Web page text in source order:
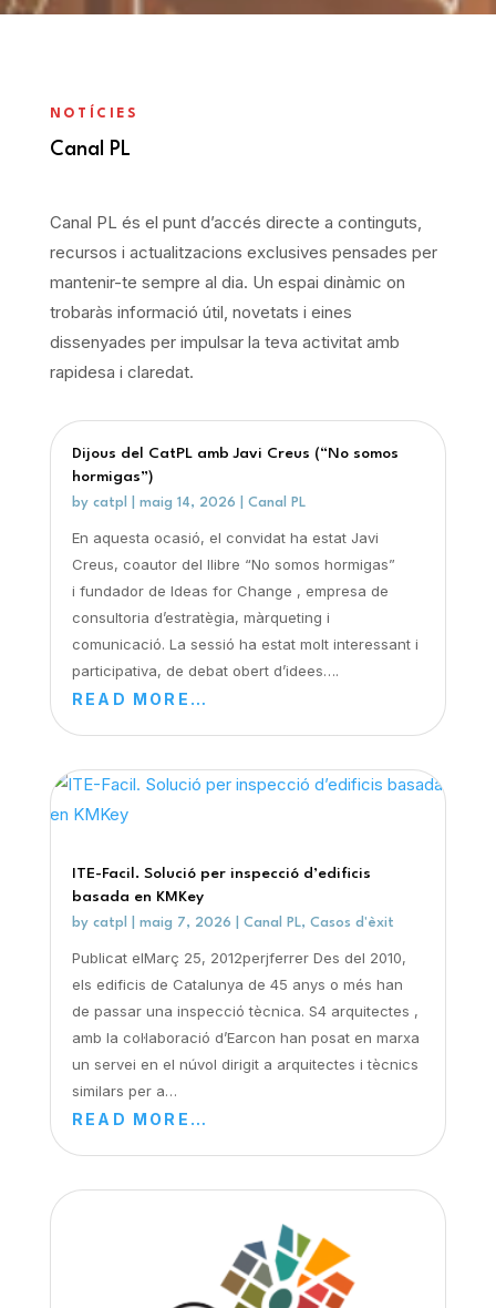
NOTÍCIES
Canal PL
Canal PL és el punt d’accés directe a continguts,
recursos i actualitzacions exclusives pensades per
mantenir-te sempre al dia. Un espai dinàmic on
trobaràs informació útil, novetats i eines
dissenyades per impulsar la teva activitat amb
rapidesa i claredat.
Dijous del CatPL amb Javi Creus (“No somos
hormigas”)
by catpl maig 14, 2026 Canal PL
En aquesta ocasió, el convidat ha estat Javi
Creus, coautor del llibre “No somos hormigas”
i fundador de Ideas for Change , empresa de
consultoria d’estratègia, màrqueting i
comunicació. La sessió ha estat molt interessant i
participativa, de debat obert d’idees….
READ MORE…
ITE-Facil. Solució per inspecció d’edificis
basada en KMKey
by catpl maig 7, 2026 Canal PL, Casos d'èxit
Publicat elMarç 25, 2012perjferrer Des del 2010,
els edificis de Catalunya de 45 anys o més han
de passar una inspecció tècnica. S4 arquitectes ,
amb la col·laboració d’Earcon han posat en marxa
un servei en el núvol dirigit a arquitectes i tècnics
similars per a…
READ MORE…